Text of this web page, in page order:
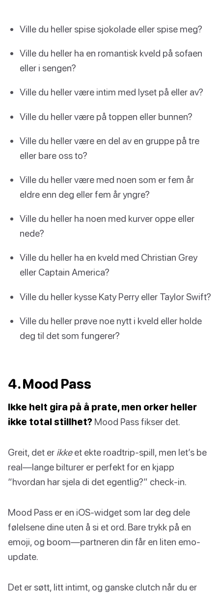
Ville du heller spise sjokolade eller spise meg?
Ville du heller ha en romantisk kveld på sofaen
eller i sengen?
Ville du heller være intim med lyset på eller av?
Ville du heller være på toppen eller bunnen?
Ville du heller være en del av en gruppe på tre
eller bare oss to?
Ville du heller være med noen som er fem år
eldre enn deg eller fem år yngre?
Ville du heller ha noen med kurver oppe eller
nede?
Ville du heller ha en kveld med Christian Grey
eller Captain America?
Ville du heller kysse Katy Perry eller Taylor Swift?
Ville du heller prøve noe nytt i kveld eller holde
deg til det som fungerer?
4. Mood Pass
Ikke helt gira på å prate, men orker heller
ikke total stillhet? Mood Pass fikser det.
Greit, det er ikkeet ekte roadtrip-spill, men let’s be
real—lange bilturer er perfekt for en kjapp
“hvordan har sjela di det egentlig?” check-in.
Mood Pass er en iOS-widget som lar deg dele
følelsene dine uten å si et ord. Bare trykk på en
emoji, og boom—partneren din får en liten emo-
update.
Det er søtt, litt intimt, og ganske clutch når du er